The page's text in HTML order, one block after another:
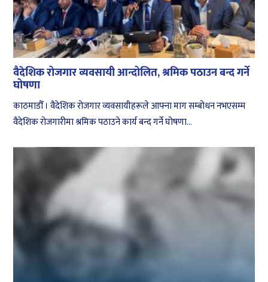
वैदेशिक रोजगार व्यवसायी आन्दोलित, श्रमिक पठाउन बन्द गर्ने
घोषणा
काठमाडौँ । वैदेशिक रोजगार व्यवसायीहरूले आफ्ना माग सम्बोधन नभएसम्म
वैदेशिक रोजगारीमा श्रमिक पठाउने कार्य बन्द गर्ने घोषणा...